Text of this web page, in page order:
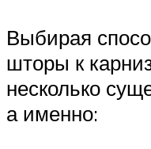
Выбирая
шторы к
несколько
а именно: